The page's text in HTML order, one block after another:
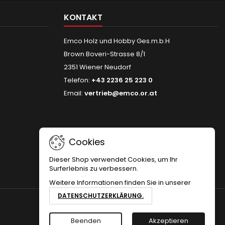
KONTAKT
Emco Holz und Hobby Ges.m.b.H
Brown Boveri-Strasse 8/1
2351 Wiener Neudorf
Telefon: +43 2236 25 223 0
Email: vertrieb@emco.or.at
Cookies
Dieser Shop verwendet Cookies, um Ihr
Surferlebnis zu verbessern.
Weitere Informationen finden Sie in unserer
DATENSCHUTZERKLÄRUNG.
Beenden Akzeptieren